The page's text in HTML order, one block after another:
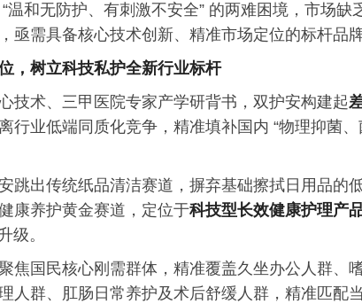
温和无防护、有刺激不安全” 的两难困境，市场
亟需具备核心技术创新、精准市场定位的标杆品
，树立科技私护全新行业标杆
技术、三甲医院专家产学研背书，双护安构建起
行业低端同质化竞争，精准填补国内 “物理抑菌
跳出传统纸品清洁赛道，摒弃基础擦拭日用品的
康养护黄金赛道，定位于科技型长效健康护理产
级。
焦国民核心刚需群体，精准覆盖久坐办公人群、
人群、肛肠日常养护及术后舒缓人群，精准匹配